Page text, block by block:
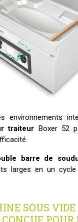
environnements
traiteur Boxer 52
barre de
larges en un
SOUS VIDE
POUR